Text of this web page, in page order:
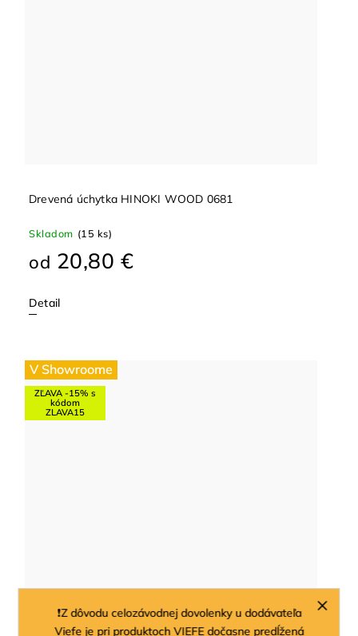
❗Z dôvodu celozávodnej dovolenky u dodávateľa
Viefe je pri produktoch VIEFE dočasne predĺžená
Drevená úchytka HINOKI WOOD 0681
Skladom (15 ks)
od 20,80 €
Detail
V Showroome
ZĽAVA -15% s
kódom
ZLAVA15